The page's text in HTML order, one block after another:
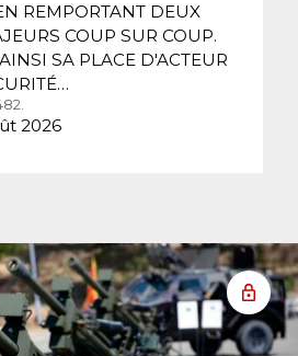
REMPORTANT DEUX
COUP SUR COUP.
SA PLACE D'ACTEUR
2026